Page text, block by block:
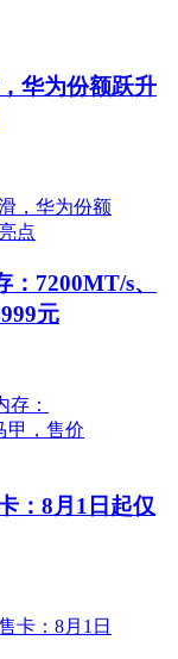
华为份额跃升
7200MT/s、
元
：8月1日起仅